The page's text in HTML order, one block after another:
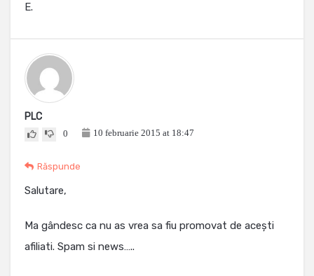
E.
PLC
0 10 februarie 2015 at 18:47
Răspunde
Salutare,
Ma gândesc ca nu as vrea sa fiu promovat de acești
afiliati. Spam si news…..